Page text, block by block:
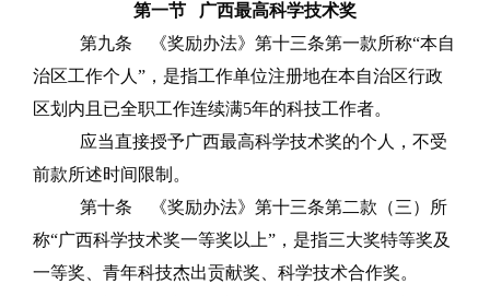
第一节
广西最高科学技术奖
第九条
《奖励办法》第十三条第一款所称“本自
治区工作个人”，是指工作单位注册地在本自治区行政
区划内且已全职工作连续满5年的科技工作者。
应当直接授予广西最高科学技术奖的个人，不受
前款所述时间限制。
第十条
《奖励办法》第十三条第二款（三）所
称“广西科学技术奖一等奖以上”，是指三大奖特等奖及
一等奖、青年科技杰出贡献奖、科学技术合作奖。